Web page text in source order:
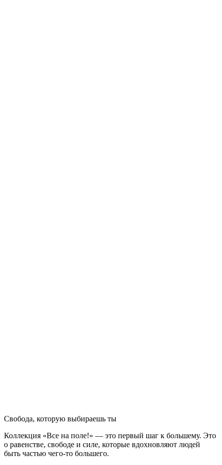
Свобода, которую выбираешь ты
Коллекция «Все на поле!» — это первый шаг к большему. Это
о равенстве, свободе и силе, которые вдохновляют людей
быть частью чего-то большего.